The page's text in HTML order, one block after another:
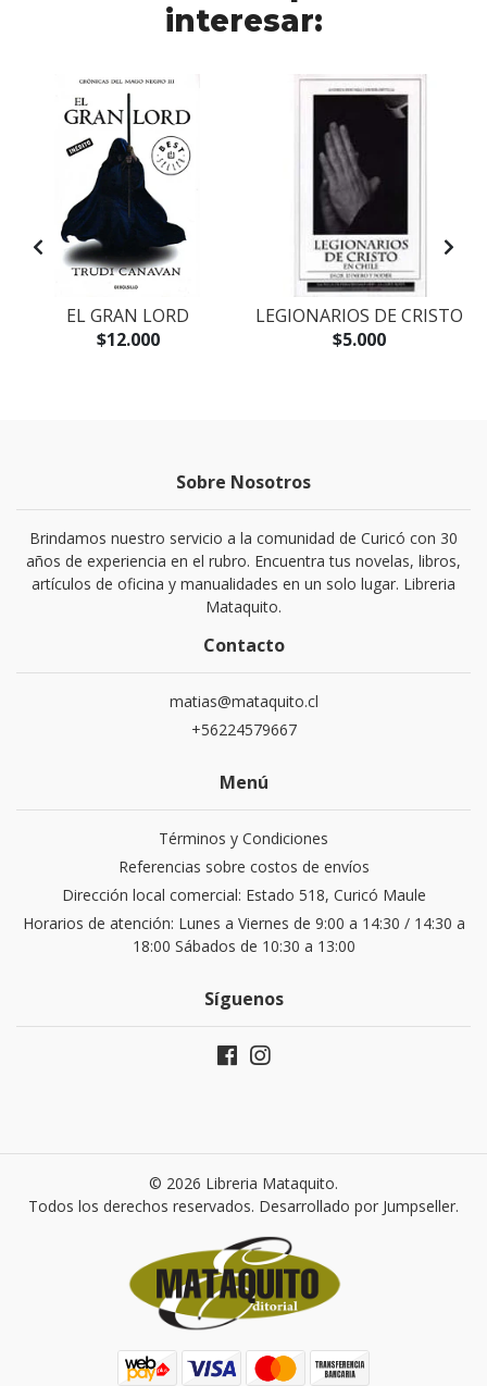
interesar:
EL GRAN LORD
$12.000
LEGIONARIOS DE CRISTO
$5.000
Sobre Nosotros
Brindamos nuestro servicio a la comunidad de Curicó con 30
años de experiencia en el rubro. Encuentra tus novelas, libros,
artículos de oficina y manualidades en un solo lugar. Libreria
Mataquito.
Contacto
matias@mataquito.cl
+56224579667
Menú
Términos y Condiciones
Referencias sobre costos de envíos
Dirección local comercial: Estado 518, Curicó Maule
Horarios de atención: Lunes a Viernes de 9:00 a 14:30 / 14:30 a
18:00 Sábados de 10:30 a 13:00
Síguenos
© 2026 Libreria Mataquito.
Todos los derechos reservados. Desarrollado por Jumpseller.